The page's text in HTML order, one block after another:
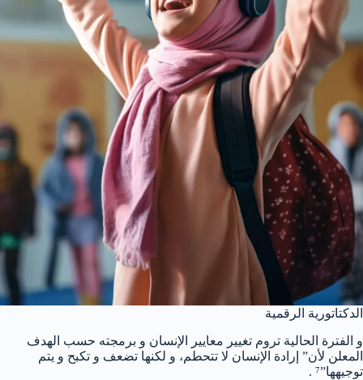
الدكتاتورية الرقمية
و الفترة الحالية تروم تغيير معايير الإنسان و برمجته حسب الهدف
المعلن لأن” إرادة الإنسان لا تتحطم، و لكنها تضعف و تكبح و يتم
توجيهها”⁷ .